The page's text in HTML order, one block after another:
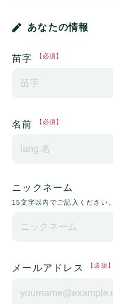
あなたの情報
苗字 【必須】
名前 【必須】
ニックネーム
15文字以内でご記入ください。
メールアドレス 【必須】